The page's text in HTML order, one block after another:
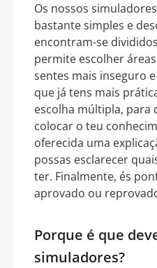
Os nossos
bastante simples e
encontram-se
permite escolher
sentes mais inseguro
que já tens mais
escolha múltipla, para
colocar o teu
oferecida uma
possas esclarecer
ter. Finalmente, és
aprovado ou
Porque é que
simuladores?